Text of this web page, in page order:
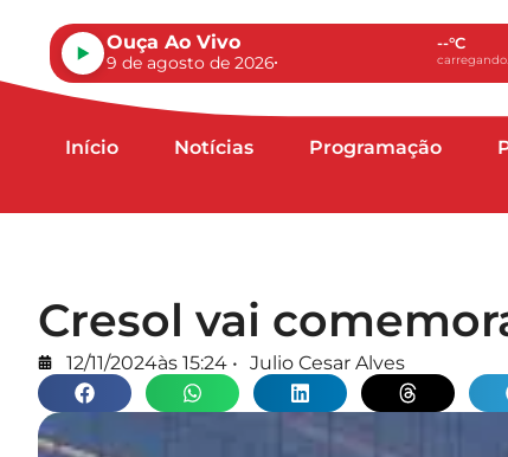
Ouça Ao Vivo
9 de agosto de 2026
--°C
carregando...
Início Notícias Programação
Cresol vai
12/11/2024às 15:24 • Julio Cesar Alves